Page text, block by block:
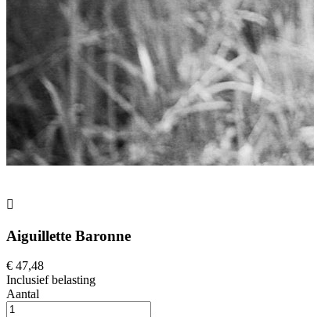

Aiguillette Baronne
€ 47,48
Inclusief belasting
Aantal